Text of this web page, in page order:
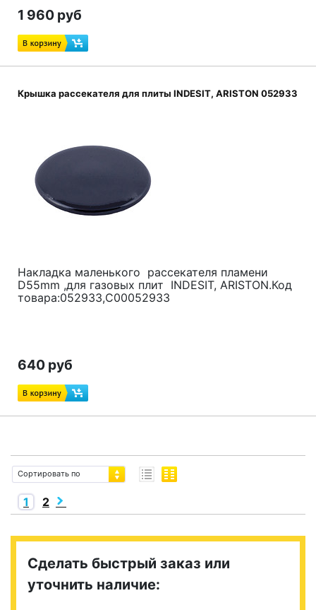
1 960 руб
Крышка рассекателя для плиты INDESIT, ARISTON 052933
Накладка маленького рассекателя пламени
D55mm ,для газовых плит INDESIT, ARISTON.Код
товара:052933,C00052933
640 руб
Сортировать по
1 2
Сделать быстрый заказ или
уточнить наличие: